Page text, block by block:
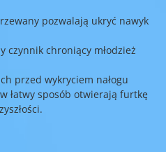
pozwalają ukryć nawyk
czynnik chroniący młodzież
przed wykryciem nałogu
łatwy sposób otwierają furtkę